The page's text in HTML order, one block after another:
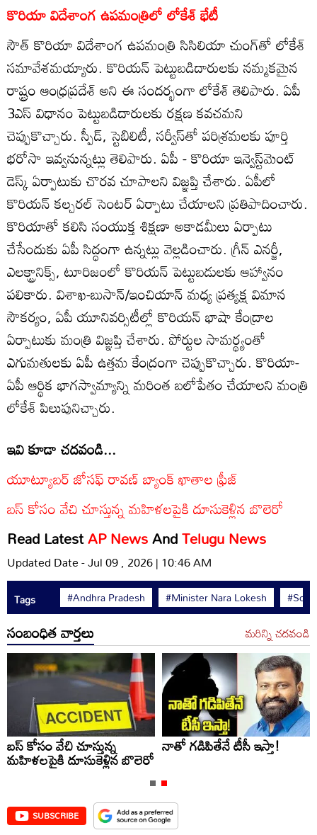
కొరియా విదేశాంగ ఉపమంత్రిలో లోకేశ్ భేటీ
సౌత్ కొరియా విదేశాంగ ఉపమంత్రి సిసిలియా చుంగ్‌తో లోకేశ్
సమావేశమయ్యారు. కొరియన్ పెట్టుబడిదారులకు నమ్మకమైన
రాష్ట్రం ఆంధ్రప్రదేశ్ అని ఈ సందర్భంగా లోకేశ్ తెలిపారు. ఏపీ
3ఎస్ విధానం పెట్టుబడిదారులకు రక్షణ కవచమని
చెప్పుకొచ్చారు. స్పీడ్, స్టెబిలిటీ, సర్వీస్‌తో పరిశ్రమలకు పూర్తి
భరోసా ఇవ్వనున్నట్లు తెలిపారు. ఏపీ - కొరియా ఇన్వెస్ట్‌మెంట్
డెస్క్ ఏర్పాటుకు చొరవ చూపాలని విజ్ఞప్తి చేశారు. ఏపీలో
కొరియన్ కల్చరల్ సెంటర్ ఏర్పాటు చేయాలని ప్రతిపాదించారు.
కొరియాతో కలిసి సంయుక్త శిక్షణా అకాడమీలు ఏర్పాటు
చేసేందుకు ఏపీ సిద్ధంగా ఉన్నట్లు వెల్లడించారు. గ్రీన్ ఎనర్జీ,
ఎలక్ట్రానిక్స్, టూరిజంలో కొరియన్ పెట్టుబడులకు ఆహ్వానం
పలికారు. విశాఖ-బుసాన్/ఇంచియాన్ మధ్య ప్రత్యక్ష విమాన
సౌకర్యం, ఏపీ యూనివర్సిటీల్లో కొరియన్ భాషా కేంద్రాల
ఏర్పాటుకు మంత్రి విజ్ఞప్తి చేశారు. పోర్టుల సామర్థ్యంతో
ఎగుమతులకు ఏపీ ఉత్తమ కేంద్రంగా చెప్పుకొచ్చారు. కొరియా-
ఏపీ ఆర్థిక భాగస్వామ్యాన్ని మరింత బలోపేతం చేయాలని మంత్రి
లోకేశ్ పిలుపునిచ్చారు.
ఇవి కూడా చదవండి...
యూట్యూబర్ జోసఫ్ రావణ్ బ్యాంక్ ఖాతాల ఫ్రీజ్
బస్ కోసం వేచి చూస్తున్న మహిళలపైకి దూసుకెళ్లిన బొలెరో
Read LatestAP NewsAndTelugu News
Updated Date - Jul 09 , 2026 | 10:46 AM
Tags #Andhra Pradesh #Minister Nara Lokesh
సంబంధిత వార్తలు మరిన్ని చదవండి
బస్ కోసం వేచి చూస్తున్న
మహిళలపైకి దూసుకెళ్లిన బొలెరో
నాతో గడిపితేనే టీసీ ఇస్తా!
SUBSCRIBE